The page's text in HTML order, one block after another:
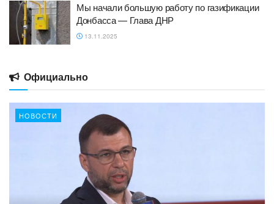
Мы начали большую работу по газификации
Донбасса — Глава ДНР
13.11.2025
Официально
НОВОСТИ